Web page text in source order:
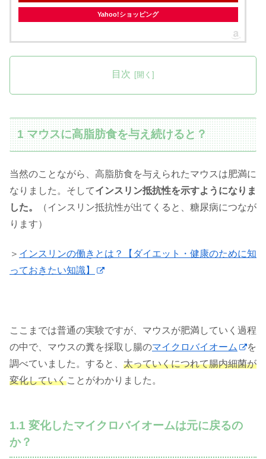
Yahoo!ショッピング
目次
1 マウスに高脂肪食を与え続けると？
当然のことながら、高脂肪食を与えられたマウスは肥満に
なりました。そしてインスリン抵抗性を示すようになりま
した。
（インスリン抵抗性が出てくると、糖尿病につなが
ります）
＞ インスリンの働きとは？【ダイエット・健康のために知
っておきたい知識】
ここまでは普通の実験ですが、マウスが肥満していく過程
の中で、マウスの糞を採取し腸のマイクロバイオーム
を
調べていました。すると、 太っていくにつれて腸内細菌が
変化していくことがわかりました。
1.1 変化したマイクロバイオームは元に戻るの
か？